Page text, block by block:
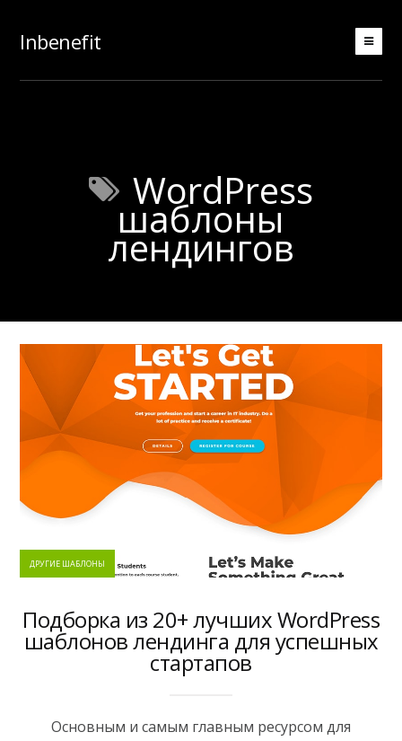
Inbenefit
WordPress
шаблоны
лендингов
ДРУГИЕ ШАБЛОНЫ
Подборка из 20+ лучших WordPress
шаблонов лендинга для успешных
стартапов
Основным и самым главным ресурсом для